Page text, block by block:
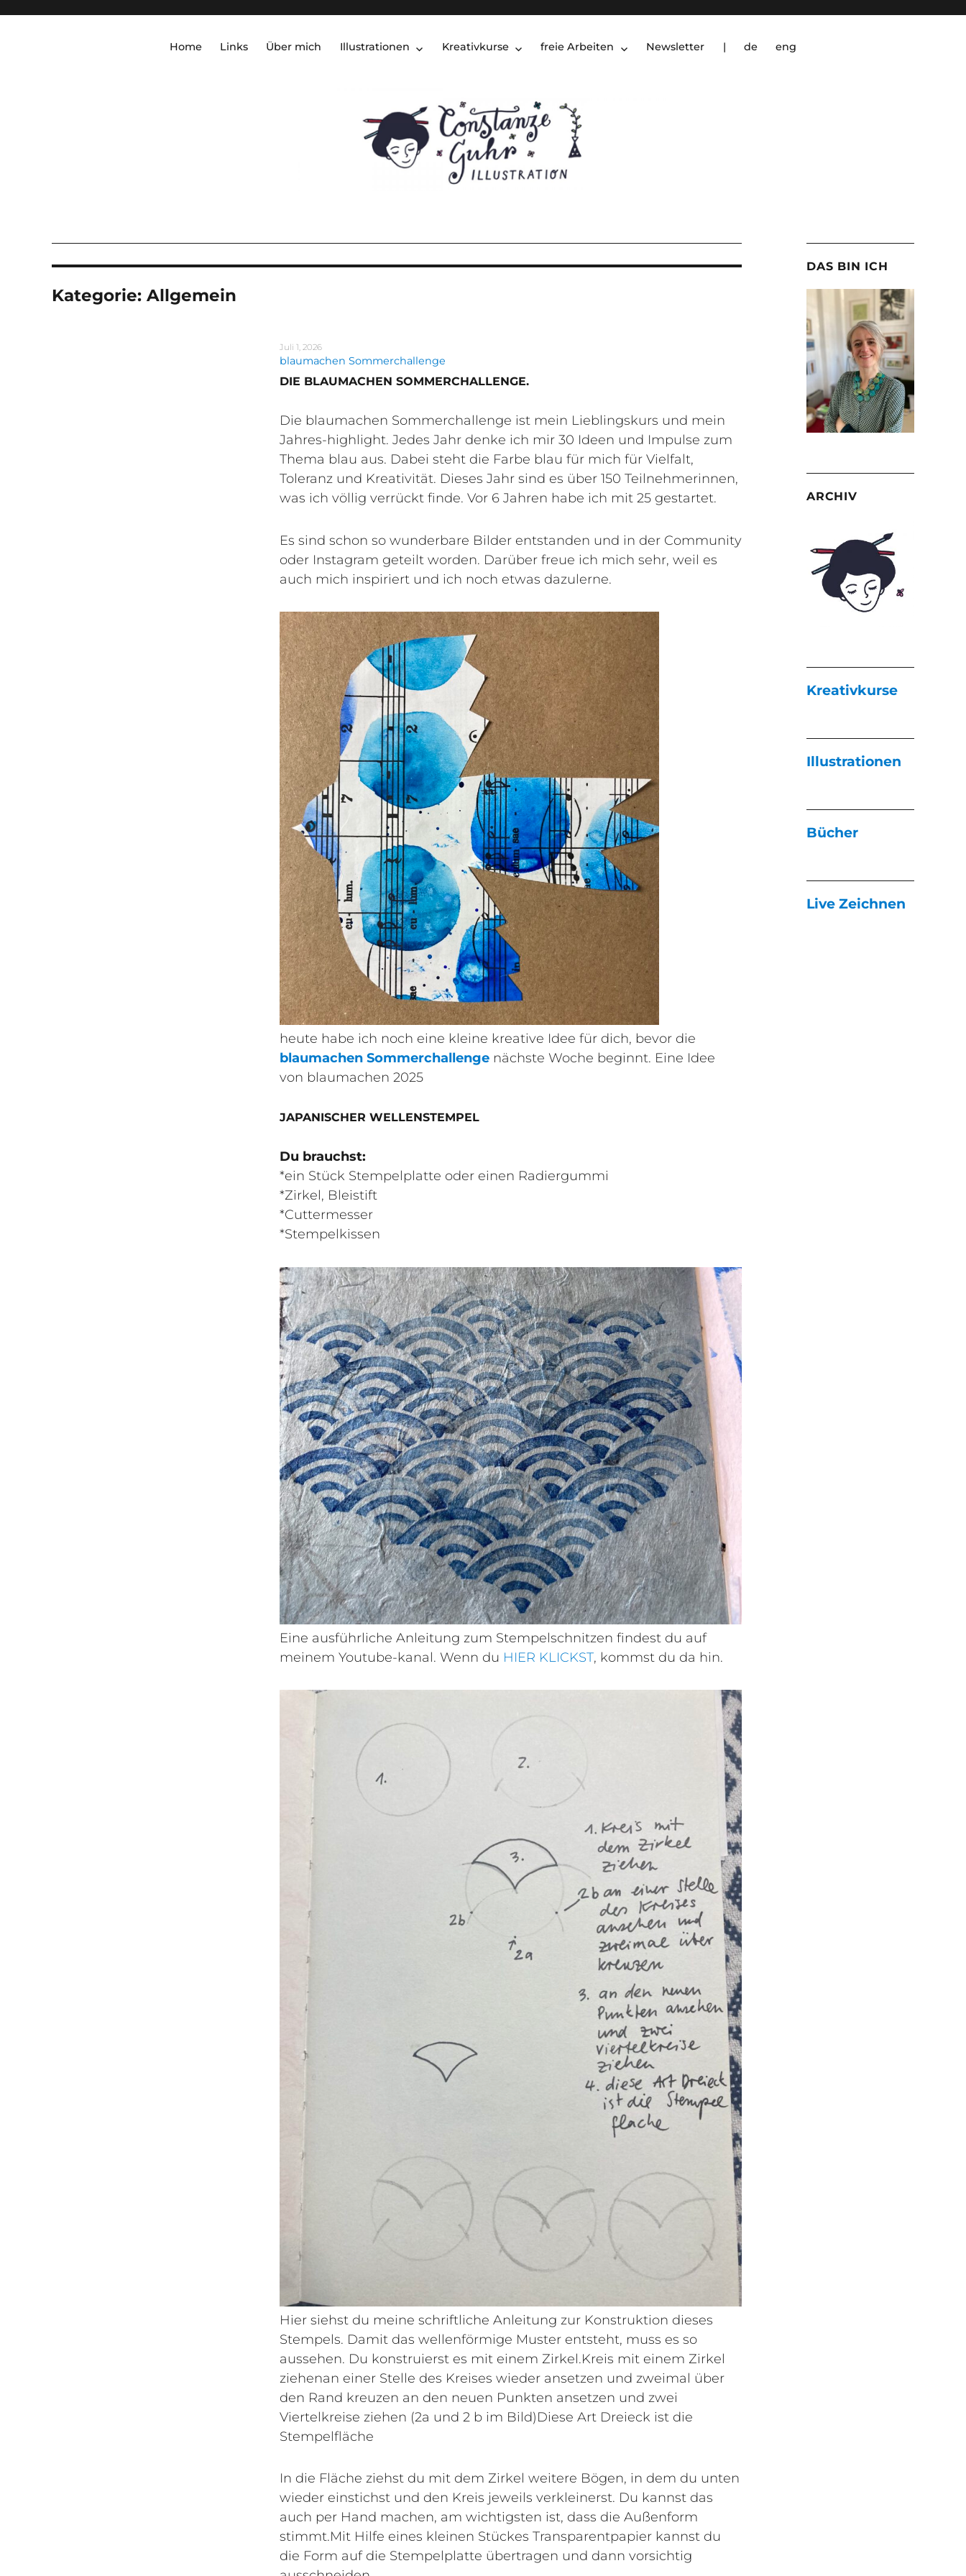
Home Links Über mich Illustrationen Kreativkurse freie Arbeiten Newsletter | de eng
Kategorie: Allgemein
Veröffentlicht
am
Juli 1, 2026
Schlagwörter
blaumachen Sommerchallenge
DIE BLAUMACHEN SOMMERCHALLENGE.
Die blaumachen Sommerchallenge ist mein Lieblingskurs und mein
Jahres-highlight. Jedes Jahr denke ich mir 30 Ideen und Impulse zum
Thema blau aus. Dabei steht die Farbe blau für mich für Vielfalt,
Toleranz und Kreativität. Dieses Jahr sind es über 150 Teilnehmerinnen,
was ich völlig verrückt finde. Vor 6 Jahren habe ich mit 25 gestartet.
Es sind schon so wunderbare Bilder entstanden und in der Community
oder Instagram geteilt worden. Darüber freue ich mich sehr, weil es
auch mich inspiriert und ich noch etwas dazulerne.
heute habe ich noch eine kleine kreative Idee für dich, bevor die
blaumachen Sommerchallengenächste Woche beginnt. Eine Idee
von blaumachen 2025
JAPANISCHER WELLENSTEMPEL
Du brauchst:
*ein Stück Stempelplatte oder einen Radiergummi
*Zirkel, Bleistift
*Cuttermesser
*Stempelkissen
Eine ausführliche Anleitung zum Stempelschnitzen findest du auf
meinem Youtube-kanal. Wenn du HIER KLICKST, kommst du da hin.
Hier siehst du meine schriftliche Anleitung zur Konstruktion dieses
Stempels. Damit das wellenförmige Muster entsteht, muss es so
aussehen. Du konstruierst es mit einem Zirkel.Kreis mit einem Zirkel
ziehenan einer Stelle des Kreises wieder ansetzen und zweimal über
den Rand kreuzen an den neuen Punkten ansetzen und zwei
Viertelkreise ziehen (2a und 2 b im Bild)Diese Art Dreieck ist die
Stempelfläche
In die Fläche ziehst du mit dem Zirkel weitere Bögen, in dem du unten
wieder einstichst und den Kreis jeweils verkleinerst. Du kannst das
auch per Hand machen, am wichtigsten ist, dass die Außenform
stimmt.Mit Hilfe eines kleinen Stückes Transparentpapier kannst du
die Form auf die Stempelplatte übertragen und dann vorsichtig
DAS BIN ICH
ARCHIV
Kreativkurse
Illustrationen
Bücher
Live Zeichnen